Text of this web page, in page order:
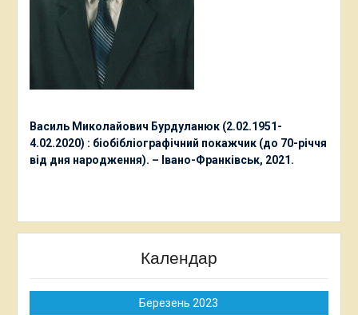
Василь Миколайович Бурдуланюк (2.02.1951-
4.02.2020) : біобібліографічний покажчик (до 70-річчя
від дня народження). – Івано-Франківськ, 2021.
Календар
Березень 2023